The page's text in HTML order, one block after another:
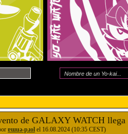
de GALAXY WATCH llega
ɐɯuǝ-pɹol el 16.08.2024 (10:35 CEST)